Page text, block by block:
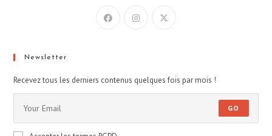
Newsletter
Recevez tous les derniers contenus quelques fois par mois !
GO